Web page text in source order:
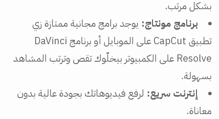
بشكل مرتب.
برنامج مونتاج: يوجد برامج مجانية ممتازة زي
تطبيق CapCut على الموبايل أو برنامج DaVinci
Resolve على الكمبيوتر بيخلّوك تقص وترتب المشاهد
بسهولة.
إنترنت سريع: لرفع فيديوهاتك بجودة عالية بدون
معاناة.